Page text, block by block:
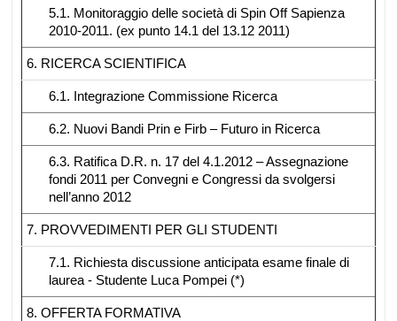
5.1. Monitoraggio delle società di Spin Off Sapienza
2010-2011. (ex punto 14.1 del 13.12 2011)
6. RICERCA SCIENTIFICA
6.1. Integrazione Commissione Ricerca
6.2. Nuovi Bandi Prin e Firb – Futuro in Ricerca
6.3. Ratifica D.R. n. 17 del 4.1.2012 – Assegnazione
fondi 2011 per Convegni e Congressi da svolgersi
nell’anno 2012
7. PROVVEDIMENTI PER GLI STUDENTI
7.1. Richiesta discussione anticipata esame finale di
laurea - Studente Luca Pompei (*)
8. OFFERTA FORMATIVA